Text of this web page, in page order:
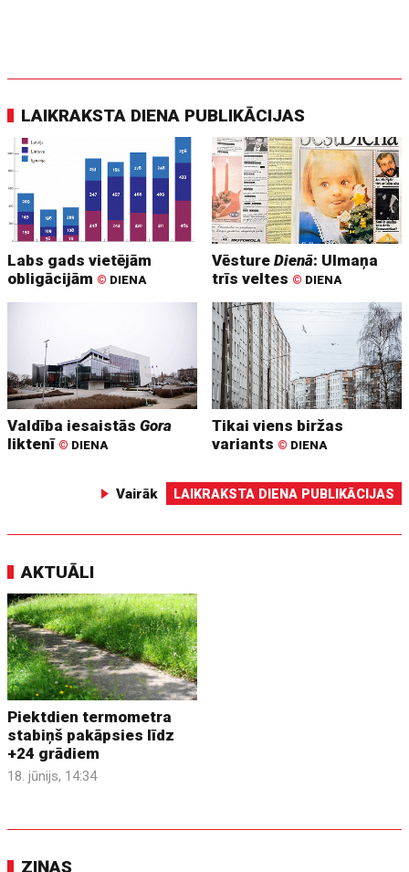
LAIKRAKSTA DIENA PUBLIKĀCIJAS
Labs gads vietējām
obligācijām © DIENA
VēstureDienā: Ulmaņa
trīs veltes © DIENA
Valdība iesaistāsGora
liktenī © DIENA
Tikai viens biržas
variants © DIENA
Vairāk LAIKRAKSTA DIENA PUBLIKĀCIJAS
AKTUĀLI
Piektdien termometra
stabiņš pakāpsies līdz
+24 grādiem
18. jūnijs, 14:34
ZIŅAS